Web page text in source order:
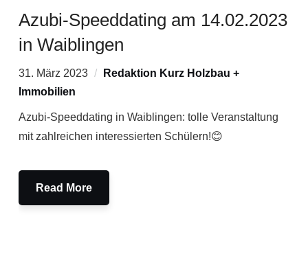
Azubi-Speeddating am 14.02.2023
in Waiblingen
31. März 2023
Redaktion Kurz Holzbau +
Immobilien
Azubi-Speeddating in Waiblingen: tolle Veranstaltung
mit zahlreichen interessierten Schülern!😊
Read More